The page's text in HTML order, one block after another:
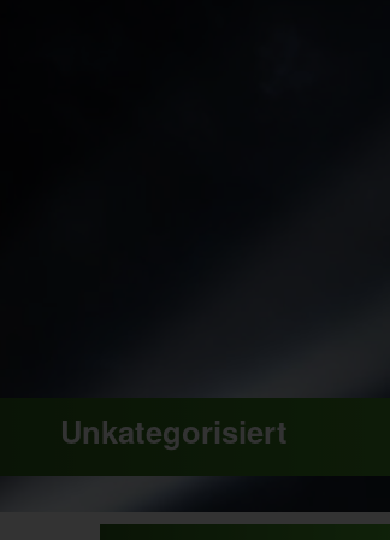
Unkategorisiert